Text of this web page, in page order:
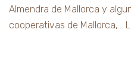
Almendra de Mallorca y
cooperativas de Mallorca,…